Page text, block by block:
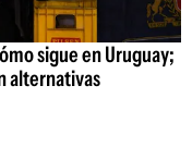
sigue en Uruguay;
alternativas